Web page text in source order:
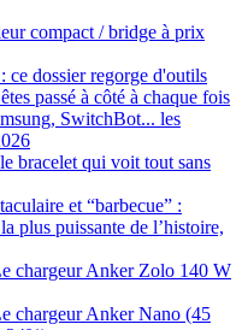
compact / bridge à prix
dossier regorge d'outils
passé à côté à chaque fois
SwitchBot... les
bracelet qui voit tout sans
et “barbecue” :
plus puissante de l’histoire,
chargeur Anker Zolo 140 W
chargeur Anker Nano (45